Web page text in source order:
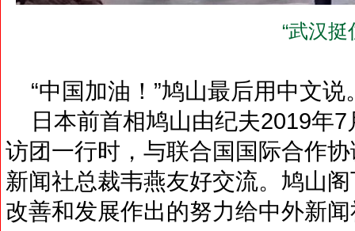
“武汉挺
“中国加油！”鸠山最后用中文说
日本前首相鸠山由纪夫2019年7
访团一行时，与联合国国际合作
新闻社总裁韦燕友好交流。鸠山
改善和发展作出的努力给中外新